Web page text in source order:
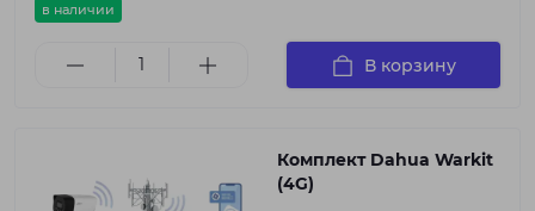
в наличии
В корзину
Комплект Dahua Warkit
(4G)